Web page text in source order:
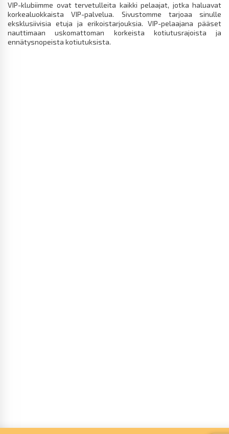
VIP-klubiimme ovat tervetulleita kaikki pelaajat, jotka haluavat
korkealuokkaista VIP-palvelua. Sivustomme tarjoaa sinulle
eksklusiivisia etuja ja erikoistarjouksia. VIP-pelaajana pääset
nauttimaan uskomattoman korkeista kotiutusrajoista ja
ennätysnopeista kotiutuksista.